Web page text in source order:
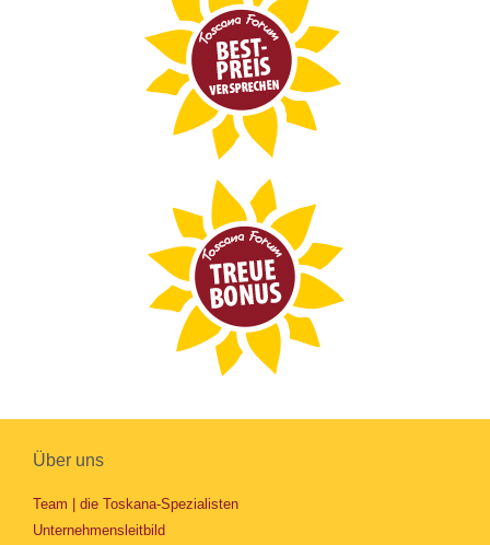
Über uns
Team | die Toskana-Spezialisten
Unternehmensleitbild